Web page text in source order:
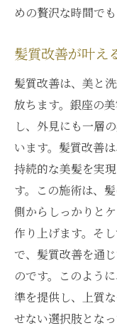
めの贅沢な時間でも
髪質改善が叶え
髪質改善は、美と
放ちます。銀座の
し、外見にも一層
います。髪質改善
持続的な美髪を実
す。この施術は、
側からしっかりと
作り上げます。そ
で、髪質改善を通
のです。このよう
準を提供し、上質
せない選択肢となっ